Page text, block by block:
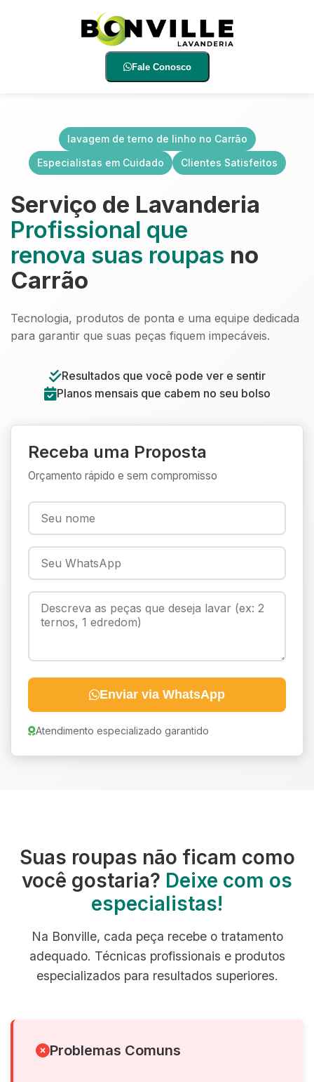
Fale Conosco
lavagem de terno de linho no Carrão
Especialistas em Cuidado
Clientes Satisfeitos
Serviço de Lavanderia
Profissional que
renova suas roupas no
Carrão
Tecnologia, produtos de ponta e uma equipe dedicada
para garantir que suas peças fiquem impecáveis.
Resultados que você pode ver e sentir
Planos mensais que cabem no seu bolso
Receba uma Proposta
Orçamento rápido e sem compromisso
Enviar via WhatsApp
Atendimento especializado garantido
Suas roupas não ficam como
você gostaria? Deixe com os
especialistas!
Na Bonville, cada peça recebe o tratamento
adequado. Técnicas profissionais e produtos
especializados para resultados superiores.
Problemas Comuns